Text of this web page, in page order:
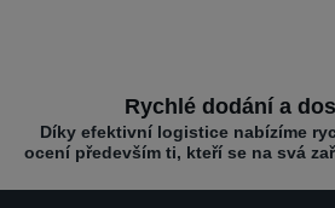
Rychlé dodání a
Díky efektivní logistice nabízíme
ocení především ti, kteří se na svá